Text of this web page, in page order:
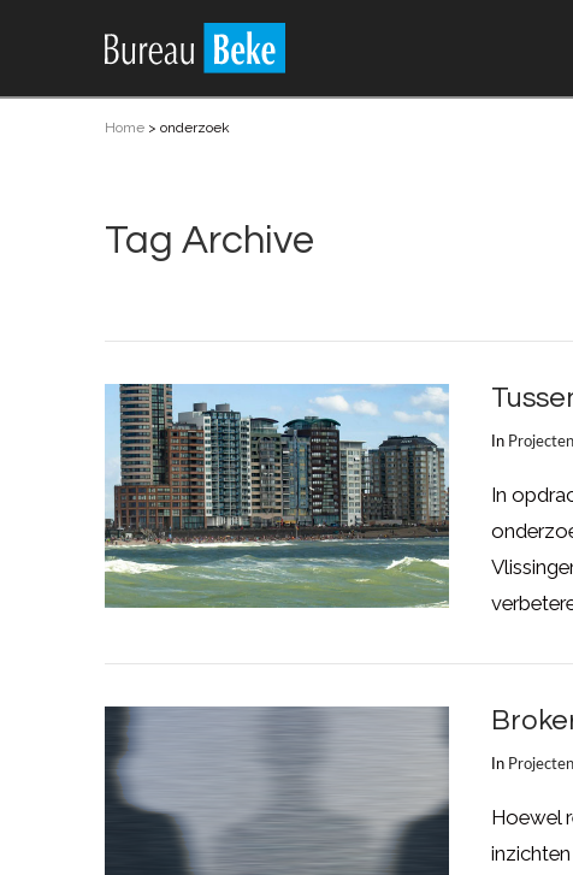
Home > onderzoek
Tag Archive
In Projecten
In
In Projecten
Hoewel